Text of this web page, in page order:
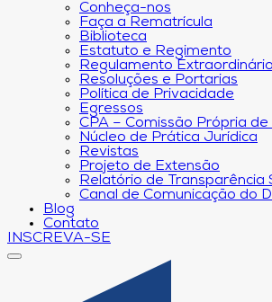
Conheça-nos
Faça a Rematrícula
Biblioteca
Estatuto e Regimento
Regulamento
Resoluções e Portarias
Política de Privacidade
Egressos
CPA – Comissão Própria de
Núcleo de Prática Jurídica
Revistas
Projeto de Extensão
Relatório de Transparência
Canal de Comunicação do
Blog
Contato
INSCREVA-SE